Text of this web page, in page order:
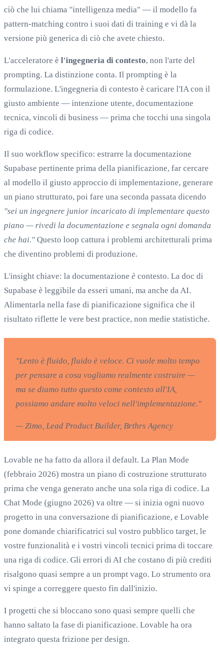
ciò che lui chiama "intelligenza media" — il modello fa
pattern-matching contro i suoi dati di training e vi dà la
versione più generica di ciò che avete chiesto.
L'acceleratore è l'ingegneria di contesto, non l'arte del
prompting. La distinzione conta. Il prompting è la
formulazione. L'ingegneria di contesto è caricare l'IA con il
giusto ambiente — intenzione utente, documentazione
tecnica, vincoli di business — prima che tocchi una singola
riga di codice.
Il suo workflow specifico: estrarre la documentazione
Supabase pertinente prima della pianificazione, far cercare
al modello il giusto approccio di implementazione, generare
un piano strutturato, poi fare una seconda passata dicendo
"sei un ingegnere junior incaricato di implementare questo
piano — rivedi la documentazione e segnala ogni domanda
che hai." Questo loop cattura i problemi architetturali prima
che diventino problemi di produzione.
L'insight chiave: la documentazione è contesto. La doc di
Supabase è leggibile da esseri umani, ma anche da AI.
Alimentarla nella fase di pianificazione significa che il
risultato riflette le vere best practice, non medie statistiche.
"Lento è fluido, fluido è veloce. Ci vuole molto tempo
per pensare a cosa vogliamo realmente costruire —
ma se diamo tutto questo come contesto all'IA,
possiamo andare molto veloci nell'implementazione."
— Zimo, Lead Product Builder, Brthrs Agency
Lovable ne ha fatto da allora il default. La Plan Mode
(febbraio 2026) mostra un piano di costruzione strutturato
prima che venga generato anche una sola riga di codice. La
Chat Mode (giugno 2026) va oltre — si inizia ogni nuovo
progetto in una conversazione di pianificazione, e Lovable
pone domande chiarificatrici sul vostro pubblico target, le
vostre funzionalità e i vostri vincoli tecnici prima di toccare
una riga di codice. Gli errori di AI che costano di più crediti
risalgono quasi sempre a un prompt vago. Lo strumento ora
vi spinge a correggere questo fin dall'inizio.
I progetti che si bloccano sono quasi sempre quelli che
hanno saltato la fase di pianificazione. Lovable ha ora
integrato questa frizione per design.